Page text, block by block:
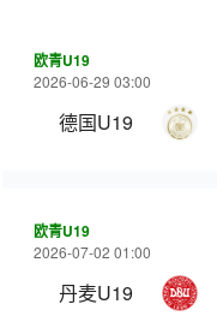
欧青U19
2026-06-29 03:00
德国U19
欧青U19
2026-07-02 01:00
丹麦U19